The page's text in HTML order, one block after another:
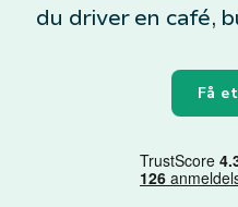
du driver en café,
Få